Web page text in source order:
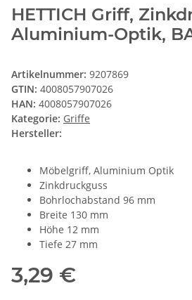
HETTICH Griff,
Aluminium-Optik,
Artikelnummer: 9207869
GTIN: 4008057907026
HAN: 4008057907026
Kategorie: Griffe
Hersteller:
Möbelgriff, Aluminium Optik
Zinkdruckguss
Bohrlochabstand 96 mm
Breite 130 mm
Höhe 12 mm
Tiefe 27 mm
3,29 €